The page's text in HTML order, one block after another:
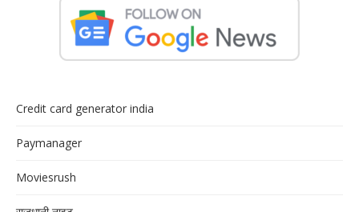
Credit card generator india
Paymanager
Moviesrush